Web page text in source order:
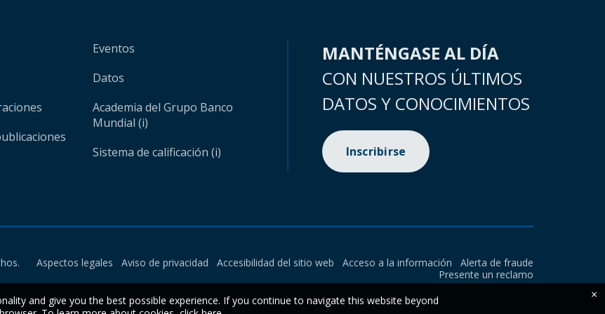
Eventos
Datos
Academia del Grupo Banco
Mundial (i)
Sistema de calificación (i)
MANTÉNGASE AL DÍA
CON NUESTROS ÚLTIMOS
DATOS Y CONOCIMIENTOS
Inscribirse
Aspectos legales Aviso de privacidad Accesibilidad del sitio web Acceso a la información
Alerta de fraude
Presente un reclamo
and give you the best possible experience. If you continue to navigate this website beyond
×